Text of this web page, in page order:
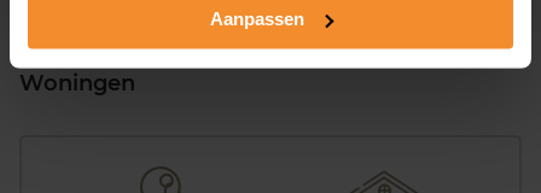
Aanpassen
Woningen